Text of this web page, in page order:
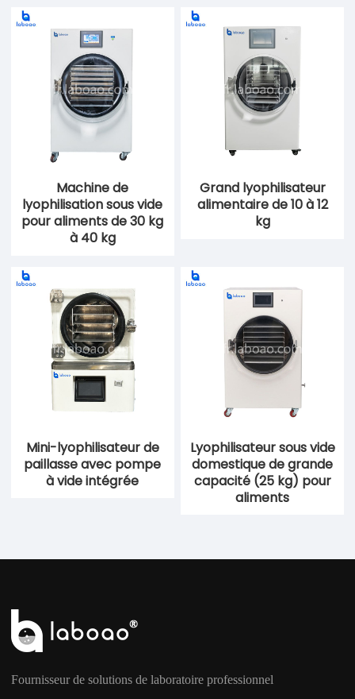
Machine de
lyophilisation sous vide
pour aliments de 30 kg
à 40 kg
Grand lyophilisateur
alimentaire de 10 à 12
kg
Mini-lyophilisateur de
paillasse avec pompe
à vide intégrée
Lyophilisateur sous vide
domestique de grande
capacité (25 kg) pour
aliments
Fournisseur de solutions de laboratoire professionnel